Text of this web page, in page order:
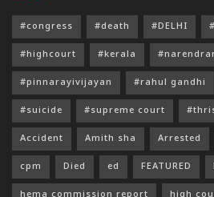
#congress #death #DELHI
#highcourt #kerala
#pinnarayivijayan #rahul gandhi
#suicide #supreme court
Accident Amith sha Arrested
cpm Died ed FEATURED
hema commission report high